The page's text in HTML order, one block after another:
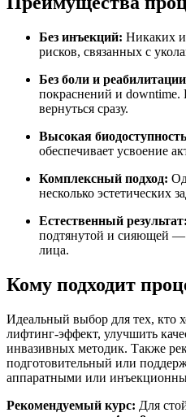
Без инъекций: Никаких
рисков, связанных с
Без боли и
покраснений и
вернуться сразу.
Высокая
обеспечивает усвоение
Комплексный подход:
несколько эстетических
Естественный результат:
подтянутой и сияющей —
лица.
Кому подходит
Идеальный выбор для тех, кто
лифтинг-эффект, улучшить
инвазивных методик. Также
подготовительный или
аппаратными или
Рекомендуемый курс: Для